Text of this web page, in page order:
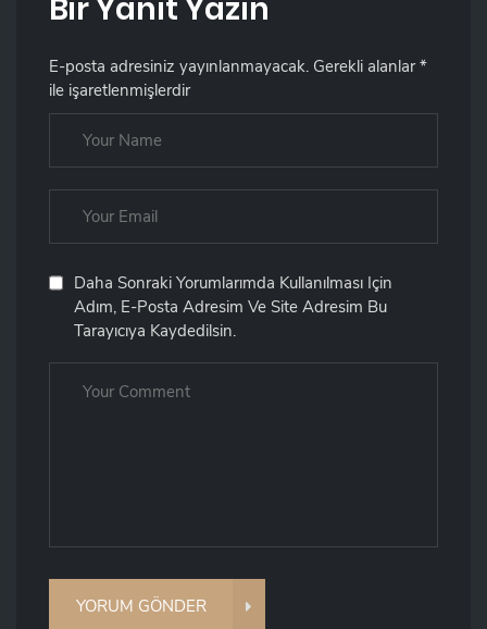
Bir Yanıt Yazın
E-posta adresiniz yayınlanmayacak. Gerekli alanlar*
ile işaretlenmişlerdir
Daha Sonraki Yorumlarımda Kullanılması Için
Adım, E-Posta Adresim Ve Site Adresim Bu
Tarayıcıya Kaydedilsin.